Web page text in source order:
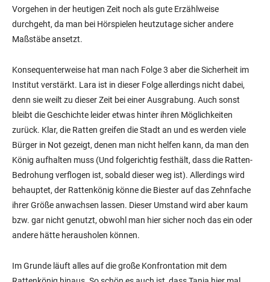
Vorgehen in der heutigen Zeit noch als gute Erzählweise
durchgeht, da man bei Hörspielen heutzutage sicher andere
Maßstäbe ansetzt.
Konsequenterweise hat man nach Folge 3 aber die Sicherheit im
Institut verstärkt. Lara ist in dieser Folge allerdings nicht dabei,
denn sie weilt zu dieser Zeit bei einer Ausgrabung. Auch sonst
bleibt die Geschichte leider etwas hinter ihren Möglichkeiten
zurück. Klar, die Ratten greifen die Stadt an und es werden viele
Bürger in Not gezeigt, denen man nicht helfen kann, da man den
König aufhalten muss (Und folgerichtig festhält, dass die Ratten-
Bedrohung verflogen ist, sobald dieser weg ist). Allerdings wird
behauptet, der Rattenkönig könne die Biester auf das Zehnfache
ihrer Größe anwachsen lassen. Dieser Umstand wird aber kaum
bzw. gar nicht genutzt, obwohl man hier sicher noch das ein oder
andere hätte herausholen können.
Im Grunde läuft alles auf die große Konfrontation mit dem